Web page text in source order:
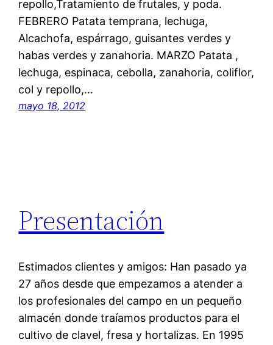
repollo,Tratamiento de frutales, y poda.
FEBRERO Patata temprana, lechuga,
Alcachofa, espárrago, guisantes verdes y
habas verdes y zanahoria. MARZO Patata ,
lechuga, espinaca, cebolla, zanahoria, coliflor,
col y repollo,…
mayo 18, 2012
Presentación
Estimados clientes y amigos: Han pasado ya
27 años desde que empezamos a atender a
los profesionales del campo en un pequeño
almacén donde traíamos productos para el
cultivo de clavel, fresa y hortalizas. En 1995